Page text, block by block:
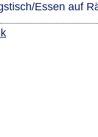
Essen auf